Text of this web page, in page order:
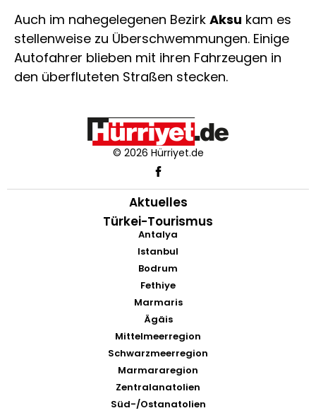
Auch im nahegelegenen Bezirk Aksu kam es
stellenweise zu Überschwemmungen. Einige
Autofahrer blieben mit ihren Fahrzeugen in
den überfluteten Straßen stecken.
© 2026 Hürriyet.de
Aktuelles
Türkei-Tourismus
Antalya
Istanbul
Bodrum
Fethiye
Marmaris
Ägäis
Mittelmeerregion
Schwarzmeerregion
Marmararegion
Zentralanatolien
Süd-/Ostanatolien